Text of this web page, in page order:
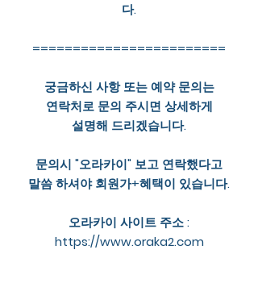
다.
========================
궁금하신 사항 또는 예약 문의는
연락처로 문의 주시면 상세하게
설명해 드리겠습니다.
문의시 "오라카이" 보고 연락했다고
말씀 하셔야 회원가+혜택이 있습니다.
오라카이 사이트 주소 :
https://www.oraka2.com